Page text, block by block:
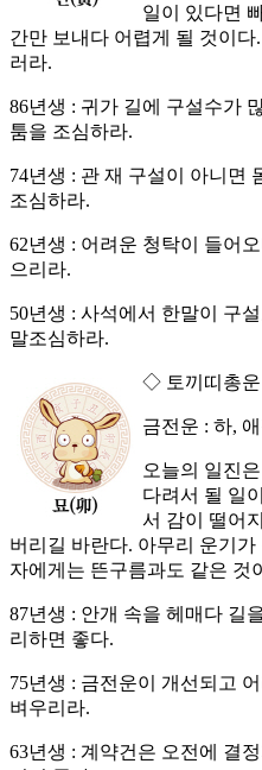
일이 있다면
간만 보내다 어렵게 될 것이
러라.
86년생 : 귀가 길에 구설수가
툼을 조심하라.
74년생 : 관 재 구설이 아니면
조심하라.
62년생 : 어려운 청탁이 들어
으리라.
50년생 : 사석에서 한말이 구
말조심하라.
◇ 토끼띠총운
금전운 : 하,
오늘의 일진
다려서 될 일
서 감이 떨어
버리길 바란다. 아무리 운기
자에게는 뜬구름과도 같은 것
87년생 : 안개 속을 헤매다 길
리하면 좋다.
75년생 : 금전운이 개선되고
벼우리라.
63년생 : 계약건은 오전에 결